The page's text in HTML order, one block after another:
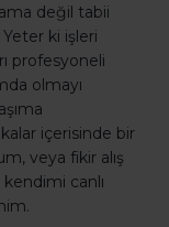
değil tabii
ki işleri
profesyoneli
olmayı
içerisinde bir
veya fikir alış
canlı